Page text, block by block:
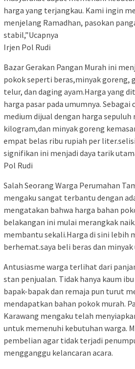
harga yang terjangkau. Kami ingin
menjelang Ramadhan, pasokan
stabil,”Ucapnya
Irjen Pol Rudi
Bazar Gerakan Pangan Murah ini
pokok seperti beras,minyak goreng,
telur, dan daging ayam.Harga yang
harga pasar pada umumnya.
medium dijual dengan harga sepuluh
kilogram,dan minyak goreng
empat belas ribu rupiah per
signifikan ini menjadi daya tarik
Pol Rudi
Salah Seorang Warga Perumahan
mengaku sangat terbantu dengan
mengatakan bahwa harga bahan
belakangan ini mulai merangkak
membantu sekali.Harga di sini lebih
berhemat.saya beli beras dan
Antusiasme warga terlihat dari
stan penjualan. Tidak hanya kaum
bapak-bapak dan remaja pun turut
mendapatkan bahan pokok murah.
Karawang mengaku telah
untuk memenuhi kebutuhan warga.
pembelian agar tidak terjadi
mengganggu kelancaran acara.